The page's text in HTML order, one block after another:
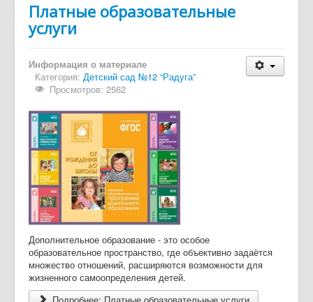
Платные образовательные
услуги
Информация о материале
Категория: Детский сад №12 “Радуга”
Просмотров: 2562
Дополнительное образование - это особое
образовательное пространство, где объективно задаётся
множество отношений, расширяются возможности для
жизненного самоопределения детей.